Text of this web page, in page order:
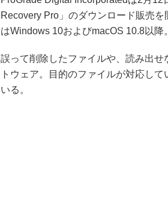
Recovery Pro」のダウンロード販売
はWindows 10およびmacOS 10.8以降。
誤って削除したファイルや、読み出
トウェア。目的のファイルが対応し
いる。